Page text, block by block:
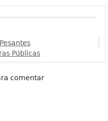
Públicas
comentar